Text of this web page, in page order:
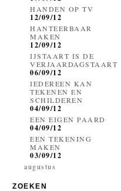
HANDEN OP TV
12/09/12
HANTEERBAAR
MAKEN
12/09/12
IJSTAART IS DE
VERJAARDAGSTAART
06/09/12
IEDEREEN KAN
TEKENEN EN
SCHILDEREN
04/09/12
EEN EIGEN PAARD
04/09/12
EEN TEKENING
MAKEN
03/09/12
augustus
ZOEKEN